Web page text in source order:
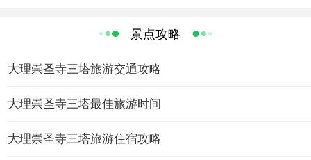
的“永镇山川”四个大字，庄重雄奇，颇有气魄。 三塔旁，原有规模
害宏大的崇圣寺。据《南诏野史》（胡本、王本）、《白古通记》
11400，铜40590斤，建于南诏第十主丰保和十年至天启元年（公
43514斤。 1925年地震，塔顶地震，塔顶震落，残破益重。建国
景点攻略
大理崇圣寺三塔旅游交通攻略
大理崇圣寺三塔最佳旅游时间
大理崇圣寺三塔旅游住宿攻略